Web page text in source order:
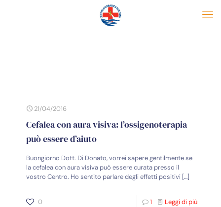
21/04/2016
Cefalea con aura visiva: l’ossigenoterapia
può essere d’aiuto
Buongiorno Dott. Di Donato, vorrei sapere gentilmente se
la cefalea con aura visiva può essere curata presso il
vostro Centro. Ho sentito parlare degli effetti positivi […]
0 1 Leggi di più